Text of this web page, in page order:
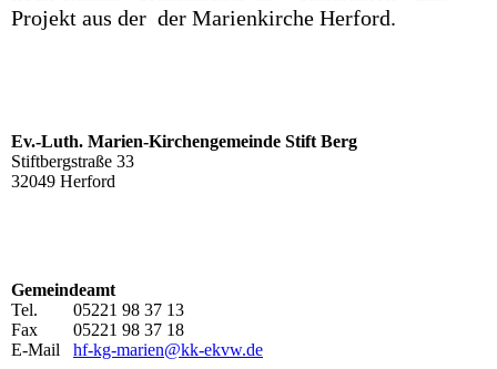
Projekt aus der der Marienkirche Herford.
Ev.-Luth. Marien-Kirchengemeinde Stift Berg
Stiftbergstraße 33
32049 Herford
Gemeindeamt
Tel. 05221 98 37 13
Fax 05221 98 37 18
E-Mail hf-kg-marien@kk-ekvw.de